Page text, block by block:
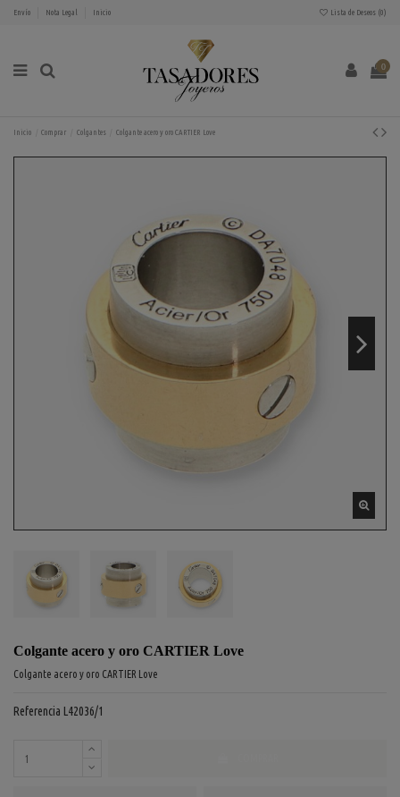
Envío Nota Legal Inicio Lista de Deseos (0)
0
Inicio Comprar Colgantes Colgante acero y oro CARTIER Love
Colgante acero y oro CARTIER Love
Colgante acero y oro CARTIER Love
Referencia L42036/1